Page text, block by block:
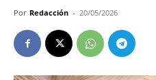
Por Redacción - 20/05/2026